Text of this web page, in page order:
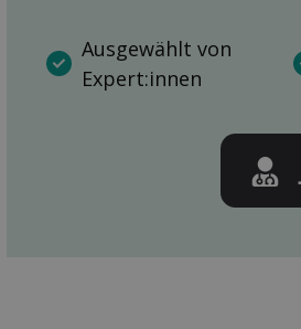
Ausgewählt von
Expert:innen